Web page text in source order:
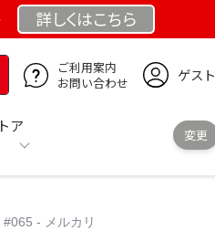
詳しくはこちら
ご利用案内
お問い合わせ
ゲス
ア
変更
- メルカリ